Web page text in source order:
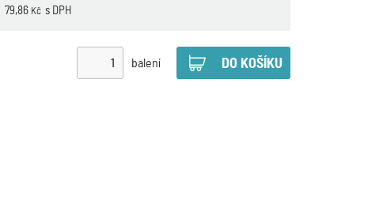
s DPH
79,86 Kč
balení